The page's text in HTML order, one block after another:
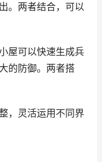
。两者结合，可以
屋可以快速生成兵
的防御。两者搭
，灵活运用不同界